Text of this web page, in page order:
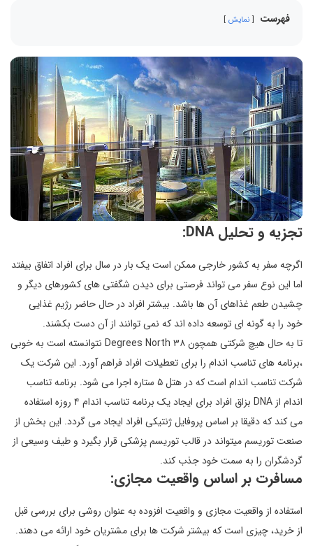
فهرست نمایش
تجزیه و تحلیل DNA:
اگرچه سفر به کشور خارجی ممکن است یک بار در سال برای افراد اتفاق بیفتد
اما این نوع سفر می تواند فرصتی برای دیدن شگفتی های کشورهای دیگر و
چشیدن طعم غذاهای آن ها باشد. بیشتر افراد در حال حاضر رژیم غذایی
خود را به گونه ای توسعه داده اند که نمی توانند از آن دست بکشند.
تا به حال هیچ شرکتی همچون ۳۸ Degrees North نتوانسته است به خوبی
،برنامه های تناسب اندام را برای تعطیلات افراد فراهم آورد. این شرکت یک
شرکت تناسب اندام است که در هتل ۵ ستاره اجرا می شود. برنامه تناسب
اندام از DNA بزاق افراد برای ایجاد یک برنامه تناسب اندام ۴ روزه استفاده
می کند که دقیقا بر اساس پروفایل ژنتیکی افراد ایجاد می گردد. این بخش از
صنعت توریسم میتواند در قالب توریسم پزشکی قرار بگیرد و طیف وسیعی از
گردشگران را به سمت خود جذب کند.
مسافرت بر اساس واقعیت مجازی:
استفاده از واقعیت مجازی و واقعیت افزوده به عنوان روشی برای بررسی قبل
از خرید، چیزی است که بیشتر شرکت ها برای مشتریان خود ارائه می دهند.